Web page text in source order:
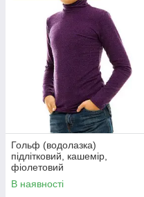
Гольф (водолазка)
підлітковий, кашемір,
фіолетовий
В наявності